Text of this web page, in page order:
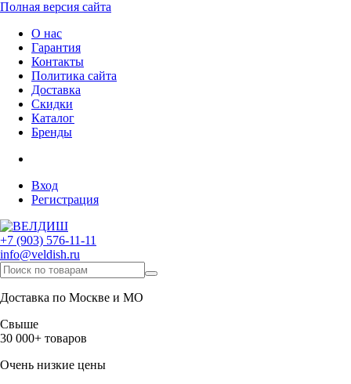
Полная версия сайта
О нас
Гарантия
Контакты
Политика сайта
Доставка
Скидки
Каталог
Бренды
Вход
Регистрация
+7 (903) 576-11-11
info@veldish.ru
Доставка по Москве и МО
Свыше
30 000+ товаров
Очень низкие цены